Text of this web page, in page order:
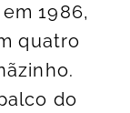
1986,
quatro
do